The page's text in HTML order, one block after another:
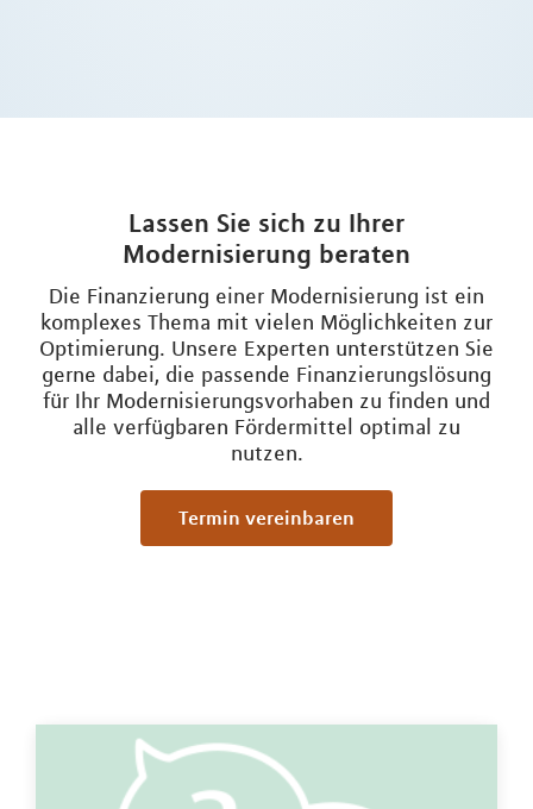
Lassen Sie sich zu Ihrer
Modernisierung beraten
Die Finanzierung einer Modernisierung ist ein
komplexes Thema mit vielen Möglichkeiten zur
Optimierung. Unsere Experten unterstützen Sie
gerne dabei, die passende Finanzierungslösung
für Ihr Modernisierungsvorhaben zu finden und
alle verfügbaren Fördermittel optimal zu
nutzen.
Termin vereinbaren